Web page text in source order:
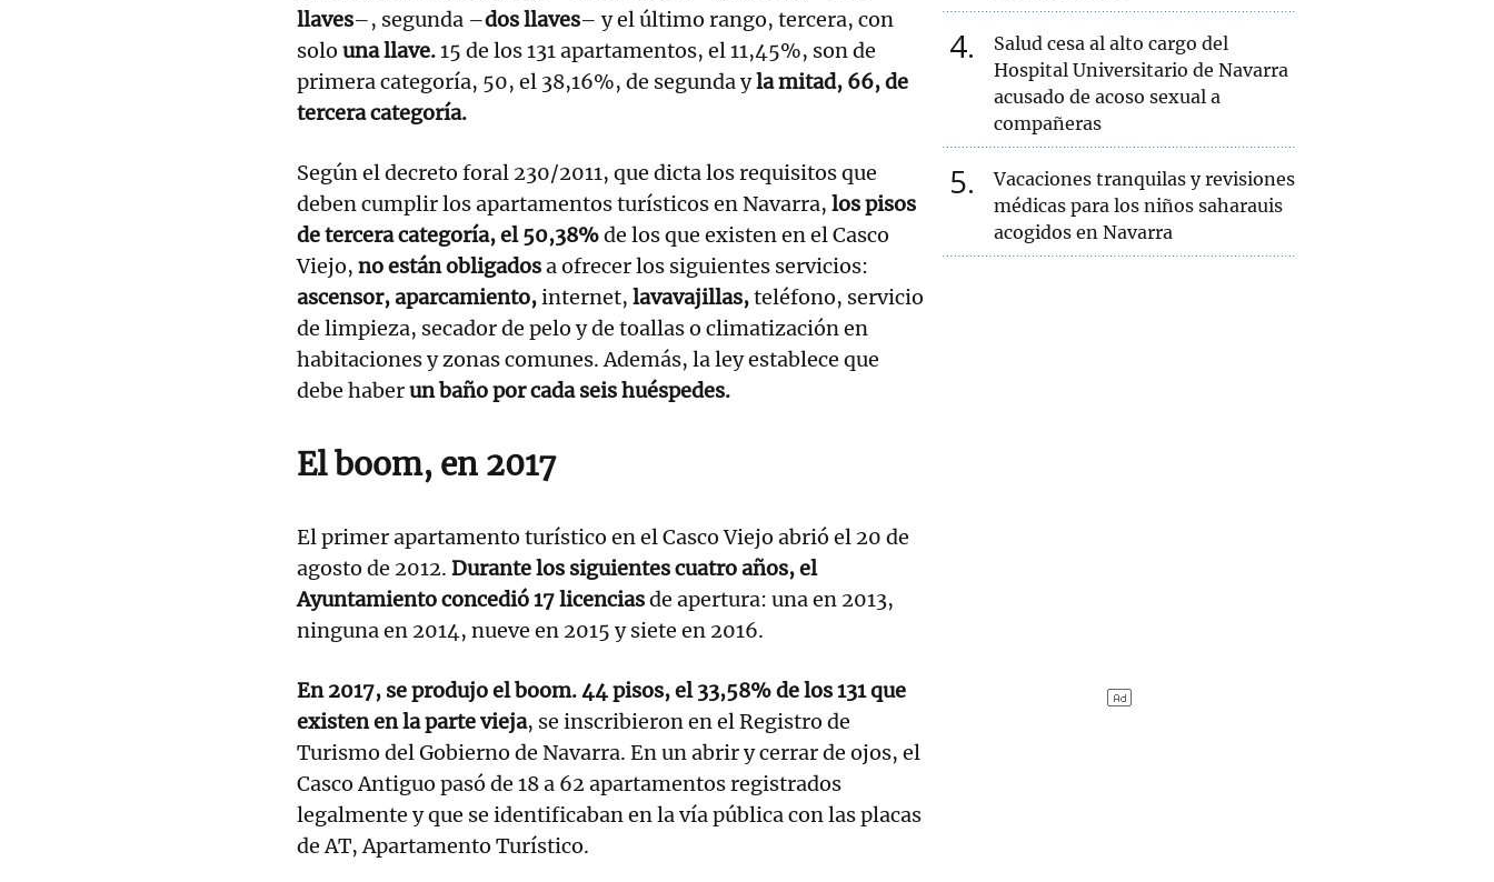
llaves–, segunda –dos llaves– y el último rango, tercera, con
solo una llave.15 de los 131 apartamentos, el 11,45%, son de
primera categoría, 50, el 38,16%, de segunda yla mitad, 66, de
tercera categoría.
Según el decreto foral 230/2011, que dicta los requisitos que
deben cumplir los apartamentos turísticos en Navarra, los pisos
de tercera categoría, el 50,38%de los que existen en el Casco
Viejo, no están obligadosa ofrecer los siguientes servicios:
ascensor, aparcamiento,internet, lavavajillas,teléfono, servicio
de limpieza, secador de pelo y de toallas o climatización en
habitaciones y zonas comunes. Además, la ley establece que
debe haberun baño por cada seis huéspedes.
El boom, en 2017
El primer apartamento turístico en el Casco Viejo abrió el 20 de
agosto de 2012. Durante los siguientes cuatro años, el
Ayuntamiento concedió 17 licenciasde apertura: una en 2013,
ninguna en 2014, nueve en 2015 y siete en 2016.
En 2017, se produjo el boom. 44 pisos, el 33,58% de los 131 que
existen en la parte vieja, se inscribieron en el Registro de
Turismo del Gobierno de Navarra. En un abrir y cerrar de ojos, el
Casco Antiguo pasó de 18 a 62 apartamentos registrados
legalmente y que se identificaban en la vía pública con las placas
de AT, Apartamento Turístico.
4
Salud cesa al alto cargo del
Hospital Universitario de Navarra
acusado de acoso sexual a
compañeras
5
Vacaciones tranquilas y revisiones
médicas para los niños saharauis
acogidos en Navarra